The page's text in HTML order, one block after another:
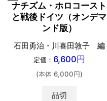
ナチズム・ホロコースト
と戦後ドイツ（オンデマ
ンド版）
石田勇治・川喜田敦子 編
定価： 6,600円
(本体 6,000円)
品切